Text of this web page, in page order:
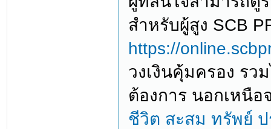
สำหรับผู้สูง SCB
https://
วงเงินคุ้มครอง รว
ต้องการ นอกเหนื
ชีวิต สะสม ทรัพย์